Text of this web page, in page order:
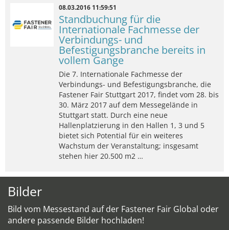
08.03.2016 11:59:51
Standbuchung für die
Internationale Fachmesse der
Verbindungs- und
Befestigungsbranche bereits in
vollem Gange
Die 7. Internationale Fachmesse der
Verbindungs- und Befestigungsbranche, die
Fastener Fair Stuttgart 2017, findet vom 28. bis
30. März 2017 auf dem Messegelände in
Stuttgart statt. Durch eine neue
Hallenplatzierung in den Hallen 1, 3 und 5
bietet sich Potential für ein weiteres
Wachstum der Veranstaltung; insgesamt
stehen hier 20.500 m2 …
Bilder
Bild vom Messestand auf der Fastener Fair Global oder
andere passende Bilder hochladen!